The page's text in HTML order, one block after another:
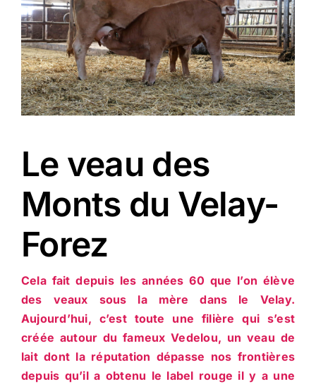
ACTUALITÉS
CONTACT
Le veau des
Monts du Velay-
Forez
Cela fait depuis les années 60 que l’on élève
des veaux sous la mère dans le Velay.
Aujourd’hui, c’est toute une filière qui s’est
créée autour du fameux Vedelou, un veau de
lait dont la réputation dépasse nos frontières
depuis qu’il a obtenu le label rouge il y a une